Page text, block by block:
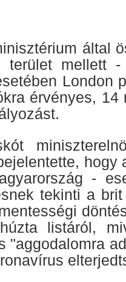
által
terület mellett
London
érvényes, 14
hogy
-
tekinti a
listáról,
"aggodalomra